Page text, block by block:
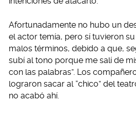
Afortunadamente no hubo un
el actor temía, pero sí tuvieron
malos términos, debido a que,
subí al tono porque me salí de
con las palabras”. Los
lograron sacar al “chico” del
no acabó ahí.